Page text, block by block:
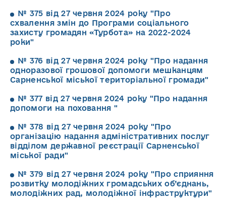
№ 375 від 27 червня 2024 року "Про
схвалення змін до Програми соціального
захисту громадян «Турбота» на 2022-2024
роки"
№ 376 від 27 червня 2024 року "Про надання
одноразової грошової допомоги мешканцям
Сарненської міської територіальної громади"
№ 377 від 27 червня 2024 року "Про надання
допомоги на поховання "
№ 378 від 27 червня 2024 року "Про
організацію надання адміністративних послуг
відділом державної реєстрації Сарненської
міської ради"
№ 379 від 27 червня 2024 року "Про сприяння
розвитку молодіжних громадських об’єднань,
молодіжних рад, молодіжної інфраструктури"